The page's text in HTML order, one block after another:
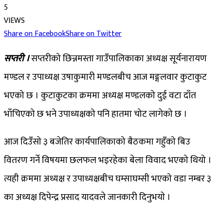
5
VIEWS
Share on FacebookShare on Twitter
सप्तरी ।सप्तरीको छिन्नमस्ता गाउँपालिकाका अध्यक्ष सूर्यनारायण
मण्डल र उपाध्यक्ष उषाकुमारी मण्डलबीच आज मङ्गलवार कुटाकुट
भएको छ । ​कुटाकुटका क्रममा अध्यक्ष मण्डलको दुई वटा दाँत
भाँचिएको छ भने उपाध्यक्षको पनि हातमा चोट लागेको छ ।
आज दिउँसो ३ बजेतिर कार्यपालिकाको बैठकमा गहुँको बिउ
वितरण गर्ने विषयमा छलफल भइरहेका बेला विवाद भएको थियो ।
त्यही क्रममा अध्यक्ष र उपाध्यक्षबीच घम्साघम्सी भएको वडा नम्बर ३
का अध्यक्ष दिपेन्द्र प्रसाद यादवले जानकारी दिनुभयाे ।